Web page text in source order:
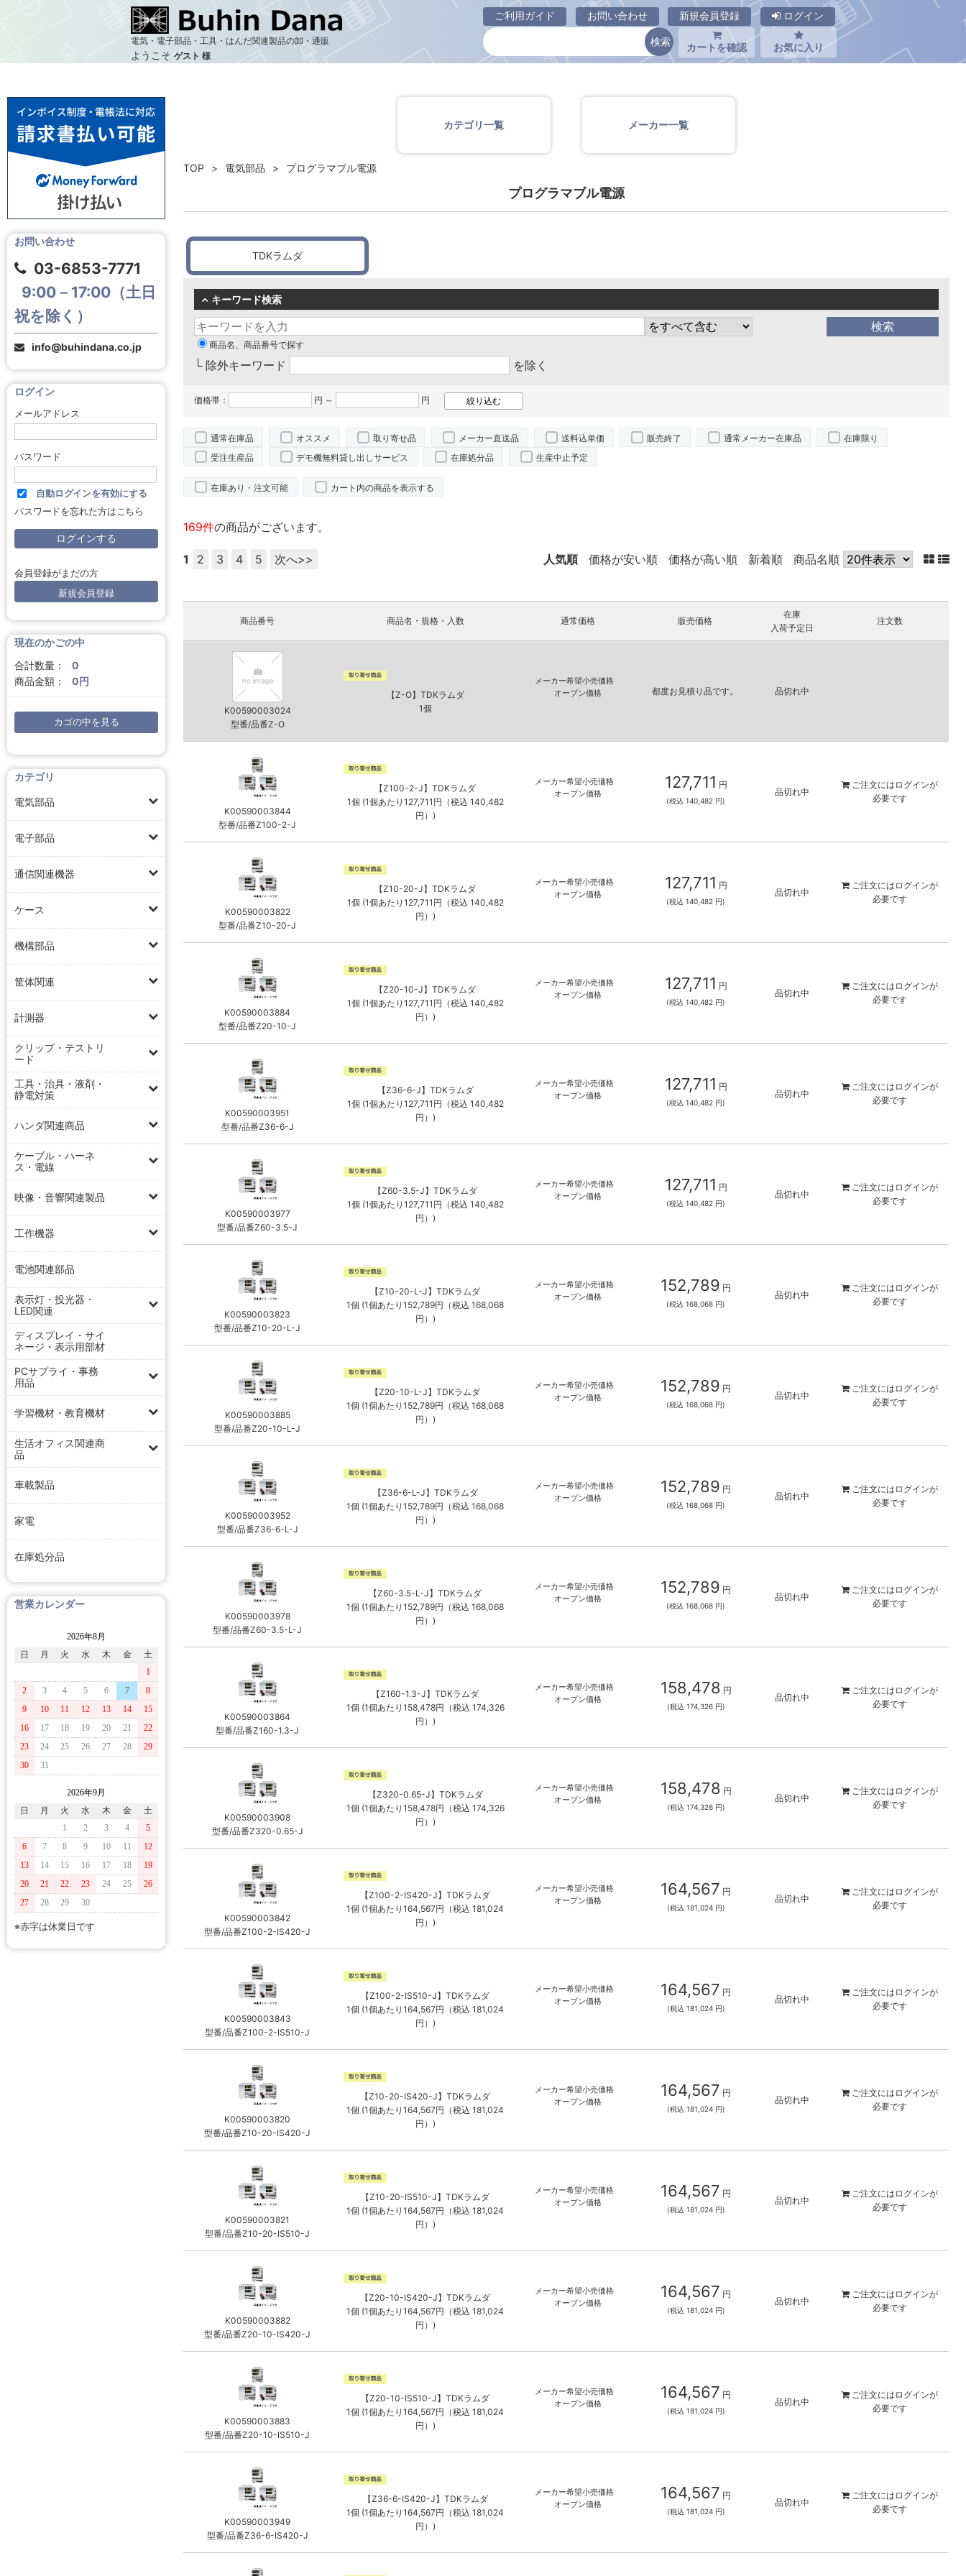
電気・電子部品・工具・はんだ関連製品の卸・通販
ようこそ ゲスト 様
ご利用ガイド お問い合わせ 新規会員登録 ログイン
カートを確認 お気に入り
プログラマブル電源
お問い合わせ
03-6853-7771
9:00－17:00（土日
祝を除く）
info@buhindana.co.jp
ログイン
メールアドレス
パスワード
自動ログインを有効にする
パスワードを忘れた方はこちら
会員登録がまだの方
新規会員登録
現在のかごの中
合計数量：
0
商品金額：
0円
カゴの中を見る
カテゴリ
電気部品
電子部品
通信関連機器
ケース
機構部品
筐体関連
計測器
クリップ・テストリ
ード
工具・治具・液剤・
静電対策
ハンダ関連商品
ケーブル・ハーネ
ス・電線
映像・音響関連製品
工作機器
電池関連部品
表示灯・投光器・
LED関連
ディスプレイ・サイ
ネージ・表示用部材
PCサプライ・事務
用品
学習機材・教育機材
生活オフィス関連商
品
車載製品
家電
在庫処分品
営業カレンダー
2026年8月
日
月 火 水 木 金
土
1
2
3 4 5 6 7
8
9
10 11 12 13 14
15
16
17 18 19 20 21
22
23
24 25 26 27 28
29
30
31
2026年9月
日
月 火 水 木 金
土
1
2 3 4
5
6
7 8 9 10 11
12
13
14 15 16 17 18
19
20
21 22 23 24 25
26
27
28 29 30
※赤字は休業日です
カテゴリ一覧 メーカー一覧
TOP 電気部品 プログラマブル電源
プログラマブル電源
TDKラムダ
キーワード検索
商品名、商品番号で探す
└ 除外キーワード を除く
価格帯： 円 ～ 円
通常在庫品 オススメ 取り寄せ品 メーカー直送品 送料込単価 販売終了 通常メーカー在庫品
在庫限り
受注生産品
デモ機無料貸し出しサービス 在庫処分品 生産中止予定
在庫あり・注文可能 カート内の商品を表示する
169件の商品がございます。
人気順 価格が安い順 価格が高い順 新着順 商品名順
1 2 3 4 5 次へ>>
商品番号 商品名・規格・入数 通常価格 販売価格
在庫
入荷予定日
注文数
K00590003024
型番/品番Z-O
【Z-O】TDKラムダ
1個
メーカー希望小売価格
オープン価格
都度お見積り品です。 品切れ中
K00590003844
型番/品番Z100-2-J
【Z100-2-J】TDKラムダ
1個 (1個あたり127,711円（税込 140,482
円）)
メーカー希望小売価格
オープン価格
127,711 円
(税込 140,482 円)
品切れ中
ご注文には ログインが
必要です
K00590003822
型番/品番Z10-20-J
【Z10-20-J】TDKラムダ
1個 (1個あたり127,711円（税込 140,482
円）)
メーカー希望小売価格
オープン価格
127,711 円
(税込 140,482 円)
品切れ中
ご注文には ログインが
必要です
K00590003884
型番/品番Z20-10-J
【Z20-10-J】TDKラムダ
1個 (1個あたり127,711円（税込 140,482
円）)
メーカー希望小売価格
オープン価格
127,711 円
(税込 140,482 円)
品切れ中
ご注文には ログインが
必要です
K00590003951
型番/品番Z36-6-J
【Z36-6-J】TDKラムダ
1個 (1個あたり127,711円（税込 140,482
円）)
メーカー希望小売価格
オープン価格
127,711 円
(税込 140,482 円)
品切れ中
ご注文には ログインが
必要です
K00590003977
型番/品番Z60-3.5-J
【Z60-3.5-J】TDKラムダ
1個 (1個あたり127,711円（税込 140,482
円）)
メーカー希望小売価格
オープン価格
127,711 円
(税込 140,482 円)
品切れ中
ご注文には ログインが
必要です
K00590003823
型番/品番Z10-20-L-J
【Z10-20-L-J】TDKラムダ
1個 (1個あたり152,789円（税込 168,068
円）)
メーカー希望小売価格
オープン価格
152,789 円
(税込 168,068 円)
品切れ中
ご注文には ログインが
必要です
K00590003885
型番/品番Z20-10-L-J
【Z20-10-L-J】TDKラムダ
1個 (1個あたり152,789円（税込 168,068
円）)
メーカー希望小売価格
オープン価格
152,789 円
(税込 168,068 円)
品切れ中
ご注文には ログインが
必要です
K00590003952
型番/品番Z36-6-L-J
【Z36-6-L-J】TDKラムダ
1個 (1個あたり152,789円（税込 168,068
円）)
メーカー希望小売価格
オープン価格
152,789 円
(税込 168,068 円)
品切れ中
ご注文には ログインが
必要です
K00590003978
型番/品番Z60-3.5-L-J
【Z60-3.5-L-J】TDKラムダ
1個 (1個あたり152,789円（税込 168,068
円）)
メーカー希望小売価格
オープン価格
152,789 円
(税込 168,068 円)
品切れ中
ご注文には ログインが
必要です
K00590003864
型番/品番Z160-1.3-J
【Z160-1.3-J】TDKラムダ
1個 (1個あたり158,478円（税込 174,326
円）)
メーカー希望小売価格
オープン価格
158,478 円
(税込 174,326 円)
品切れ中
ご注文には ログインが
必要です
K00590003908
型番/品番Z320-0.65-J
【Z320-0.65-J】TDKラムダ
1個 (1個あたり158,478円（税込 174,326
円）)
メーカー希望小売価格
オープン価格
158,478 円
(税込 174,326 円)
品切れ中
ご注文には ログインが
必要です
K00590003842
型番/品番Z100-2-IS420-J
【Z100-2-IS420-J】TDKラムダ
1個 (1個あたり164,567円（税込 181,024
円）)
メーカー希望小売価格
オープン価格
164,567 円
(税込 181,024 円)
品切れ中
ご注文には ログインが
必要です
K00590003843
型番/品番Z100-2-IS510-J
【Z100-2-IS510-J】TDKラムダ
1個 (1個あたり164,567円（税込 181,024
円）)
メーカー希望小売価格
オープン価格
164,567 円
(税込 181,024 円)
品切れ中
ご注文には ログインが
必要です
K00590003820
型番/品番Z10-20-IS420-J
【Z10-20-IS420-J】TDKラムダ
1個 (1個あたり164,567円（税込 181,024
円）)
メーカー希望小売価格
オープン価格
164,567 円
(税込 181,024 円)
品切れ中
ご注文には ログインが
必要です
K00590003821
型番/品番Z10-20-IS510-J
【Z10-20-IS510-J】TDKラムダ
1個 (1個あたり164,567円（税込 181,024
円）)
メーカー希望小売価格
オープン価格
164,567 円
(税込 181,024 円)
品切れ中
ご注文には ログインが
必要です
K00590003882
型番/品番Z20-10-IS420-J
【Z20-10-IS420-J】TDKラムダ
1個 (1個あたり164,567円（税込 181,024
円）)
メーカー希望小売価格
オープン価格
164,567 円
(税込 181,024 円)
品切れ中
ご注文には ログインが
必要です
K00590003883
型番/品番Z20-10-IS510-J
【Z20-10-IS510-J】TDKラムダ
1個 (1個あたり164,567円（税込 181,024
円）)
メーカー希望小売価格
オープン価格
164,567 円
(税込 181,024 円)
品切れ中
ご注文には ログインが
必要です
K00590003949
型番/品番Z36-6-IS420-J
【Z36-6-IS420-J】TDKラムダ
1個 (1個あたり164,567円（税込 181,024
円）)
メーカー希望小売価格
オープン価格
164,567 円
(税込 181,024 円)
品切れ中
ご注文には ログインが
必要です